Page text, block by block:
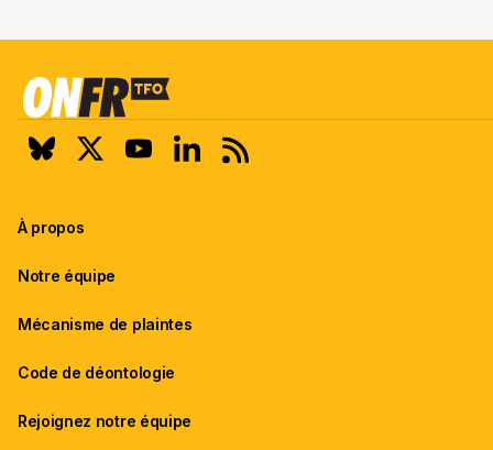
À propos
Notre équipe
Mécanisme de plaintes
Code de déontologie
Rejoignez notre équipe